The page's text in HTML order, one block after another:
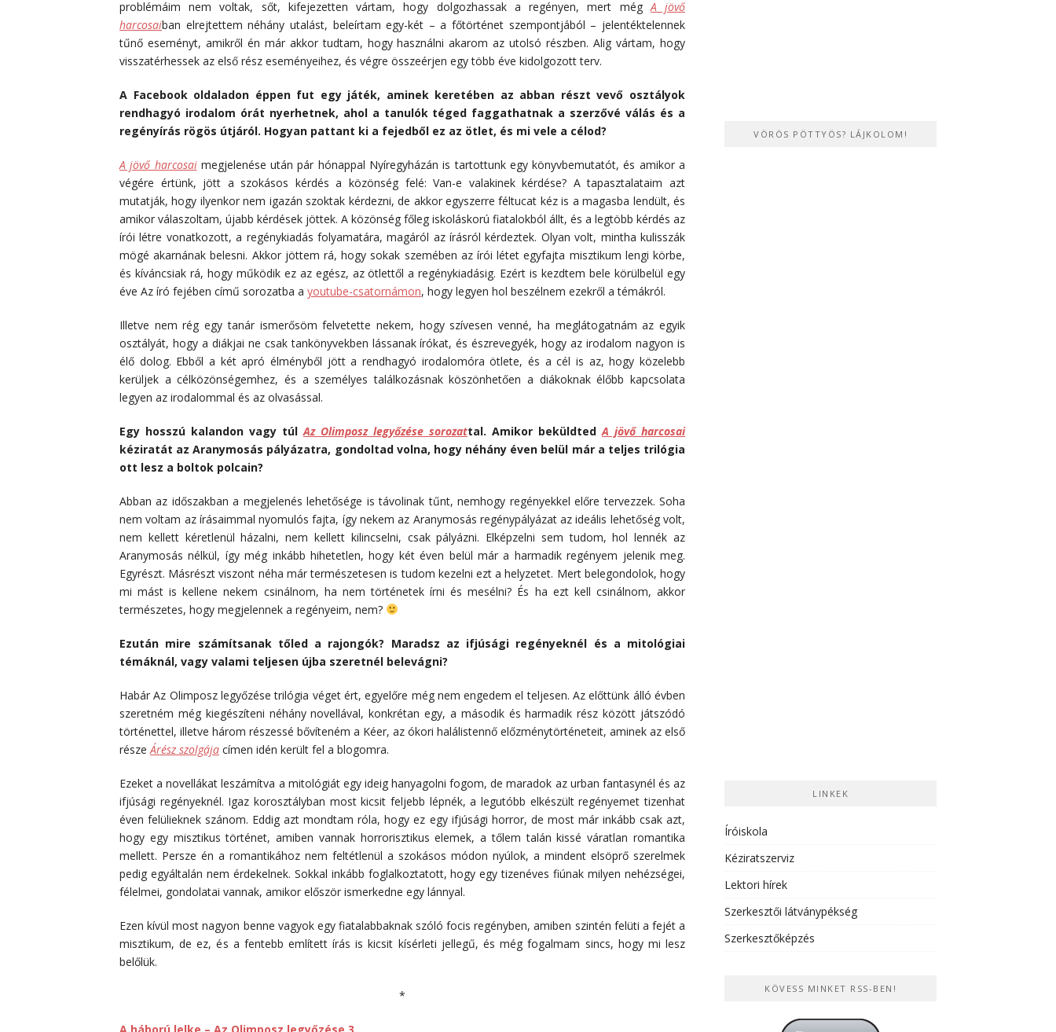
problémáim nem voltak, sőt, kifejezetten vártam, hogy dolgozhassak a regényen, mert mégA jövő
harcosaiban elrejtettem néhány utalást, beleírtam egy-két – a főtörténet szempontjából – jelentéktelennek
tűnő eseményt, amikről én már akkor tudtam, hogy használni akarom az utolsó részben. Alig vártam, hogy
visszatérhessek az első rész eseményeihez, és végre összeérjen egy több éve kidolgozott terv.
A Facebook oldaladon éppen fut egy játék, aminek keretében az abban részt vevő osztályok
rendhagyó irodalom órát nyerhetnek, ahol a tanulók téged faggathatnak a szerzővé válás és a
regényírás rögös útjáról. Hogyan pattant ki a fejedből ez az ötlet, és mi vele a célod?
A jövő harcosaimegjelenése után pár hónappal Nyíregyházán is tartottunk egy könyvbemutatót, és amikor a
végére értünk, jött a szokásos kérdés a közönség felé: Van-e valakinek kérdése? A tapasztalataim azt
mutatják, hogy ilyenkor nem igazán szoktak kérdezni, de akkor egyszerre féltucat kéz is a magasba lendült, és
amikor válaszoltam, újabb kérdések jöttek. A közönség főleg iskoláskorú fiatalokból állt, és a legtöbb kérdés az
írói létre vonatkozott, a regénykiadás folyamatára, magáról az írásról kérdeztek. Olyan volt, mintha kulisszák
mögé akarnának belesni. Akkor jöttem rá, hogy sokak szemében az írói létet egyfajta misztikum lengi körbe,
és kíváncsiak rá, hogy működik ez az egész, az ötlettől a regénykiadásig. Ezért is kezdtem bele körülbelül egy
éve Az író fejében című sorozatba a youtube-csatornámon, hogy legyen hol beszélnem ezekről a témákról.
Illetve nem rég egy tanár ismerősöm felvetette nekem, hogy szívesen venné, ha meglátogatnám az egyik
osztályát, hogy a diákjai ne csak tankönyvekben lássanak írókat, és észrevegyék, hogy az irodalom nagyon is
élő dolog. Ebből a két apró élményből jött a rendhagyó irodalomóra ötlete, és a cél is az, hogy közelebb
kerüljek a célközönségemhez, és a személyes találkozásnak köszönhetően a diákoknak élőbb kapcsolata
legyen az irodalommal és az olvasással.
Egy hosszú kalandon vagy túlAz Olimposz legyőzése sorozattal. Amikor beküldtedA jövő harcosai
kéziratát az Aranymosás pályázatra, gondoltad volna, hogy néhány éven belül már a teljes trilógia
ott lesz a boltok polcain?
Abban az időszakban a megjelenés lehetősége is távolinak tűnt, nemhogy regényekkel előre tervezzek. Soha
nem voltam az írásaimmal nyomulós fajta, így nekem az Aranymosás regénypályázat az ideális lehetőség volt,
nem kellett kéretlenül házalni, nem kellett kilincselni, csak pályázni. Elképzelni sem tudom, hol lennék az
Aranymosás nélkül, így még inkább hihetetlen, hogy két éven belül már a harmadik regényem jelenik meg.
Egyrészt. Másrészt viszont néha már természetesen is tudom kezelni ezt a helyzetet. Mert belegondolok, hogy
mi mást is kellene nekem csinálnom, ha nem történetek írni és mesélni? És ha ezt kell csinálnom, akkor
természetes, hogy megjelennek a regényeim, nem?
Ezután mire számítsanak tőled a rajongók? Maradsz az ifjúsági regényeknél és a mitológiai
témáknál, vagy valami teljesen újba szeretnél belevágni?
Habár Az Olimposz legyőzése trilógia véget ért, egyelőre még nem engedem el teljesen. Az előttünk álló évben
szeretném még kiegészíteni néhány novellával, konkrétan egy, a második és harmadik rész között játszódó
történettel, illetve három részessé bővíteném a Kéer, az ókori halálistennő előzménytörténeteit, aminek az első
részeÁrész szolgája címen idén került fel a blogomra.
Ezeket a novellákat leszámítva a mitológiát egy ideig hanyagolni fogom, de maradok az urban fantasynél és az
ifjúsági regényeknél. Igaz korosztályban most kicsit feljebb lépnék, a legutóbb elkészült regényemet tizenhat
éven felülieknek szánom. Eddig azt mondtam róla, hogy ez egy ifjúsági horror, de most már inkább csak azt,
hogy egy misztikus történet, amiben vannak horrorisztikus elemek, a tőlem talán kissé váratlan romantika
mellett. Persze én a romantikához nem feltétlenül a szokásos módon nyúlok, a mindent elsöprő szerelmek
pedig egyáltalán nem érdekelnek. Sokkal inkább foglalkoztatott, hogy egy tizenéves fiúnak milyen nehézségei,
félelmei, gondolatai vannak, amikor először ismerkedne egy lánnyal.
Ezen kívül most nagyon benne vagyok egy fiatalabbaknak szóló focis regényben, amiben szintén felüti a fejét a
misztikum, de ez, és a fentebb említett írás is kicsit kísérleti jellegű, és még fogalmam sincs, hogy mi lesz
belőlük.
*
VÖRÖS PÖTTYÖS? LÁJKOLOM!
LINKEK
Íróiskola
Kéziratszerviz
Lektori hírek
Szerkesztői látványpékség
Szerkesztőképzés
KÖVESS MINKET RSS-BEN!